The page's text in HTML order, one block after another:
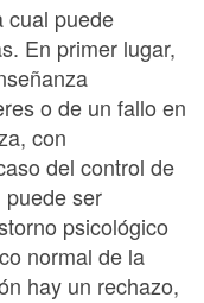
cual puede
En primer lugar,
o de un fallo en
con
del control de
puede ser
psicológico
normal de la
hay un rechazo,